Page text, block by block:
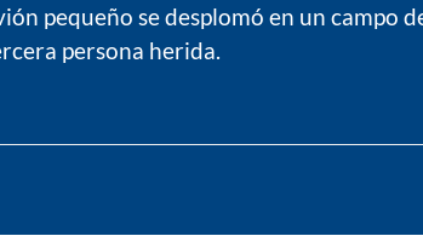
pequeño se desplomó en un
persona herida.